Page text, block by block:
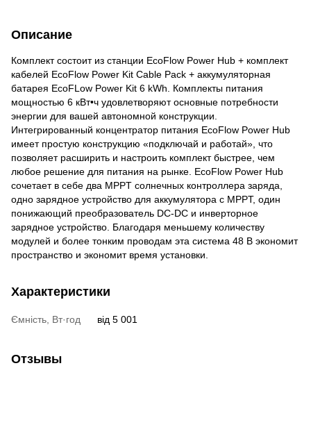
Описание
Комплект состоит из станции EcoFlow Power Hub + комплект
кабелей EcoFlow Power Kit Cable Pack + аккумуляторная
батарея EcoFLow Power Kit 6 kWh. Комплекты питания
мощностью 6 кВт•ч удовлетворяют основные потребности
энергии для вашей автономной конструкции.
Интегрированный концентратор питания EcoFlow Power Hub
имеет простую конструкцию «подключай и работай», что
позволяет расширить и настроить комплект быстрее, чем
любое решение для питания на рынке. EcoFlow Power Hub
сочетает в себе два MPPT солнечных контроллера заряда,
одно зарядное устройство для аккумулятора с MPPT, один
понижающий преобразователь DC-DC и инверторное
зарядное устройство. Благодаря меньшему количеству
модулей и более тонким проводам эта система 48 В экономит
пространство и экономит время установки.
Характеристики
Ємність, Вт·год від 5 001
Отзывы